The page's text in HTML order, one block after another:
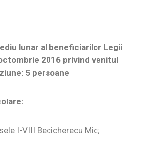
lunar al beneficiarilor Legii
2016 privind venitul
5 persoane
I-VIII Becicherecu Mic;